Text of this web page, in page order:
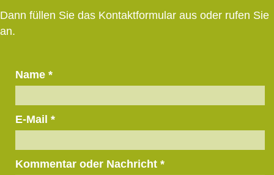
Dann füllen Sie das Kontaktformular aus oder rufen Sie
an.
Name *
E-Mail *
Kommentar oder Nachricht *